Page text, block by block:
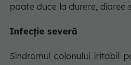
poate duce la durere, diaree
Infecție severă
Sindromul colonului iritabil